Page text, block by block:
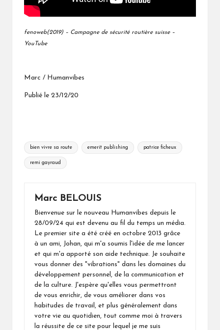
fenoweb(2019) – Campagne de sécurité routière suisse –
YouTube
Marc / Humanvibes
Publié le 23/12/20
Tags:
bien vivre sa route emerit publishing patrice ficheux
remi gayraud
Marc BELOUIS
Bienvenue sur le nouveau Humanvibes depuis le
28/09/24 qui est devenu au fil du temps un média.
Le premier site a été créé en octobre 2013 grâce
à un ami, Johan, qui m'a soumis l'idée de me lancer
et qui m'a apporté son aide technique. Je souhaite
vous donner des "vibrations" dans les domaines du
développement personnel, de la communication et
de la culture. J'espère qu'elles vous permettront
de vous enrichir, de vous améliorer dans vos
habitudes de travail, et plus généralement dans
votre vie au quotidien, tout comme moi à travers
la réussite de ce site pour lequel je me suis